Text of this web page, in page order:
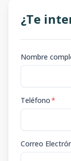
¿Te
Nombre
Teléfono*
Correo